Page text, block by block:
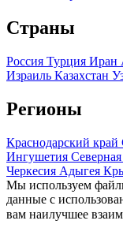
Страны
Россия Турция Иран
Израиль Казахстан
Регионы
Краснодарский край
Ингушетия
Черкесия Адыгея
Мы используем
данные с
вам наилучшее